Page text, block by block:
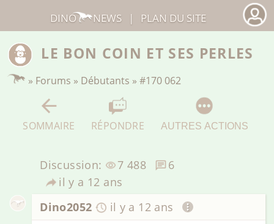
LE BON COIN ET SES PERLES
» Forums » Débutants »#170 062
SOMMAIRE RÉPONDRE AUTRES ACTIONS
Discussion: 7 488
6
il y a 12 ans
Dino2052
il y a 12 ans
DINO NEWS | PLAN DU SITE